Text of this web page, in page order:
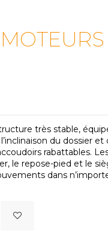
très stable,
du dossier et
rabattables.
le repose-pied et le
dans